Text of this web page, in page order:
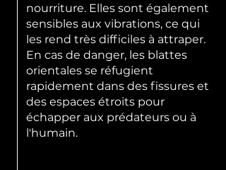
nourriture. Elles sont également
sensibles aux vibrations, ce qui
les rend très difficiles à attraper.
En cas de danger, les blattes
orientales se réfugient
rapidement dans des fissures et
des espaces étroits pour
échapper aux prédateurs ou à
l'humain.